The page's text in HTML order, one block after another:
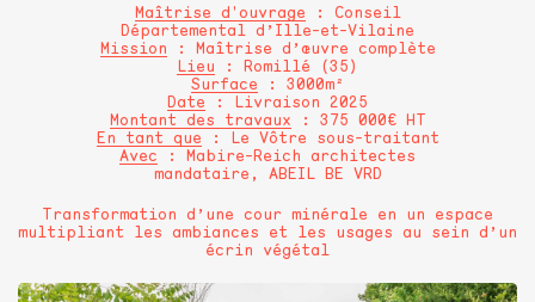
Maîtrise d'ouvrage : Conseil
Départemental d’Ille-et-Vilaine
Mission : Maîtrise d’œuvre complète
Lieu : Romillé (35)
Surface : 3000m²
Date : Livraison 2025
Montant des travaux : 375 000€ HT
En tant que : Le Vôtre sous-traitant
Avec : Mabire-Reich architectes
mandataire, ABEIL BE VRD
Transformation d’une cour minérale en un espace
multipliant les ambiances et les usages au sein d’un
écrin végétal